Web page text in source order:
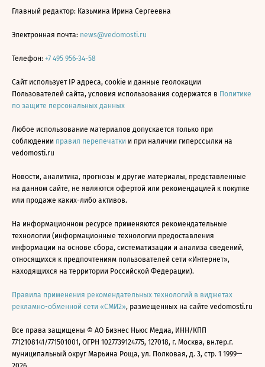
Главный редактор: Казьмина Ирина Сергеевна
Электронная почта: news@vedomosti.ru
Телефон: +7 495 956-34-58
Сайт использует IP адреса, cookie и данные геолокации
Пользователей сайта, условия использования содержатся в Политике
по защите персональных данных
Любое использование материалов допускается только при
соблюдении правил перепечатки и при наличии гиперссылки на
vedomosti.ru
Новости, аналитика, прогнозы и другие материалы, представленные
на данном сайте, не являются офертой или рекомендацией к покупке
или продаже каких-либо активов.
На информационном ресурсе применяются рекомендательные
технологии (информационные технологии предоставления
информации на основе сбора, систематизации и анализа сведений,
относящихся к предпочтениям пользователей сети «Интернет»,
находящихся на территории Российской Федерации).
Правила применения рекомендательных технологий в виджетах
рекламно-обменной сети «СМИ2», размещенных на сайте vedomosti.ru
Все права защищены © АО Бизнес Ньюс Медиа, ИНН/КПП
7712108141/771501001, ОГРН 1027739124775, 127018, г. Москва, вн.тер.г.
муниципальный округ Марьина Роща, ул. Полковая, д. 3, стр. 1 1999—